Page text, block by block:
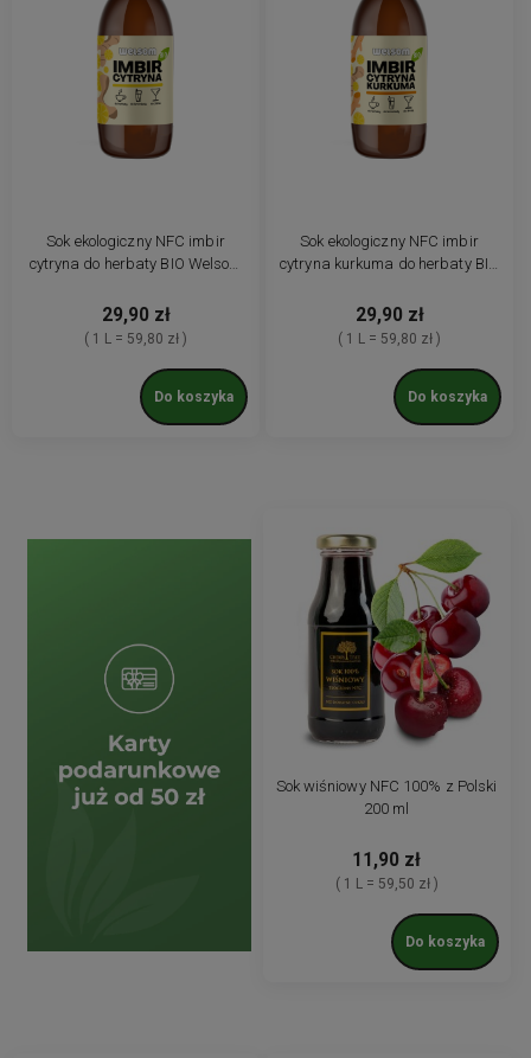
Sok ekologiczny NFC imbir
cytryna do herbaty BIO Welsom
29,90 zł
( 1 L = 59,80 zł )
Do koszyka
Sok ekologiczny NFC imbir
cytryna kurkuma do herbaty BIO
29,90 zł
( 1 L = 59,80 zł )
Do koszyka
Sok wiśniowy NFC 100% z Polski
200 ml
11,90 zł
( 1 L = 59,50 zł )
Do koszyka